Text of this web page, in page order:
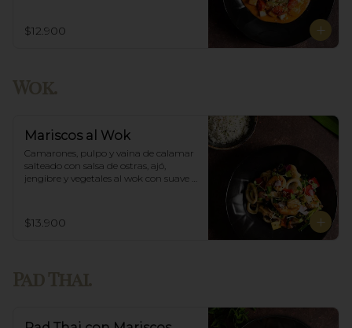
$12.900
Mariscos al Wok
Camarones, pulpo y vaina de calamar
salteado con salsa de ostras, ajó,
jengibre y vegetales al wok con suave
$13.900